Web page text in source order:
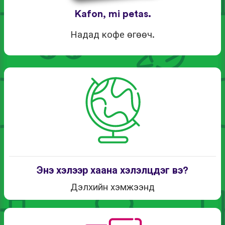
Kafon, mi petas.
Надад кофе өгөөч.
Энэ хэлээр хаана хэлэлцдэг вэ?
Дэлхийн хэмжээнд